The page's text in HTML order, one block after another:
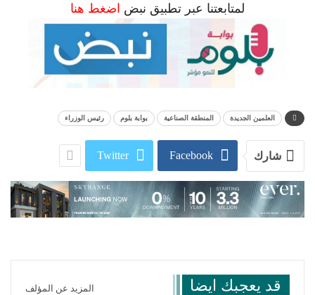
لمتابعتنا عبر تطبيق نبض اضغط هنا
العلمين الجديدة المنطقة الصناعية بوابة بلوم رئيس الوزراء
شارك Facebook
Twitter
قد يعجبك ايضا المزيد عن المؤلف